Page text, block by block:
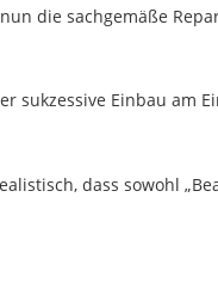
die sachgemäße
sukzessive Einbau am
dass sowohl